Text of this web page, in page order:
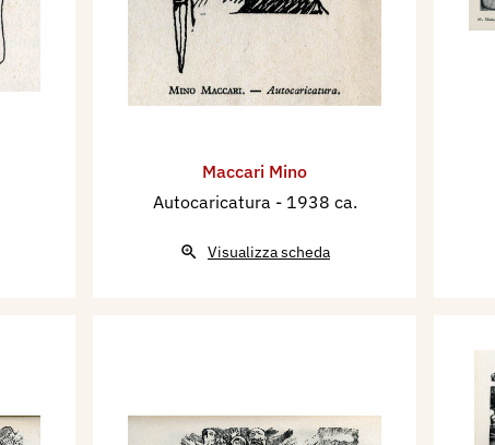
Maccari Mino
Autocaricatura - 1938 ca.
Visualizza scheda